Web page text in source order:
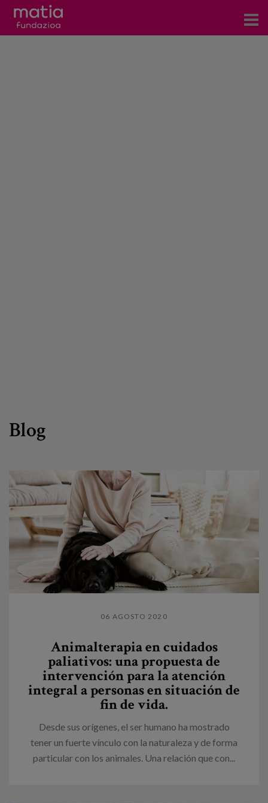
Blog
06 AGOSTO 2020
Animalterapia en cuidados
paliativos: una propuesta de
intervención para la atención
integral a personas en situación de
fin de vida.
Desde sus orígenes, el ser humano ha mostrado
tener un fuerte vínculo con la naturaleza y de forma
particular con los animales. Una relación que con...